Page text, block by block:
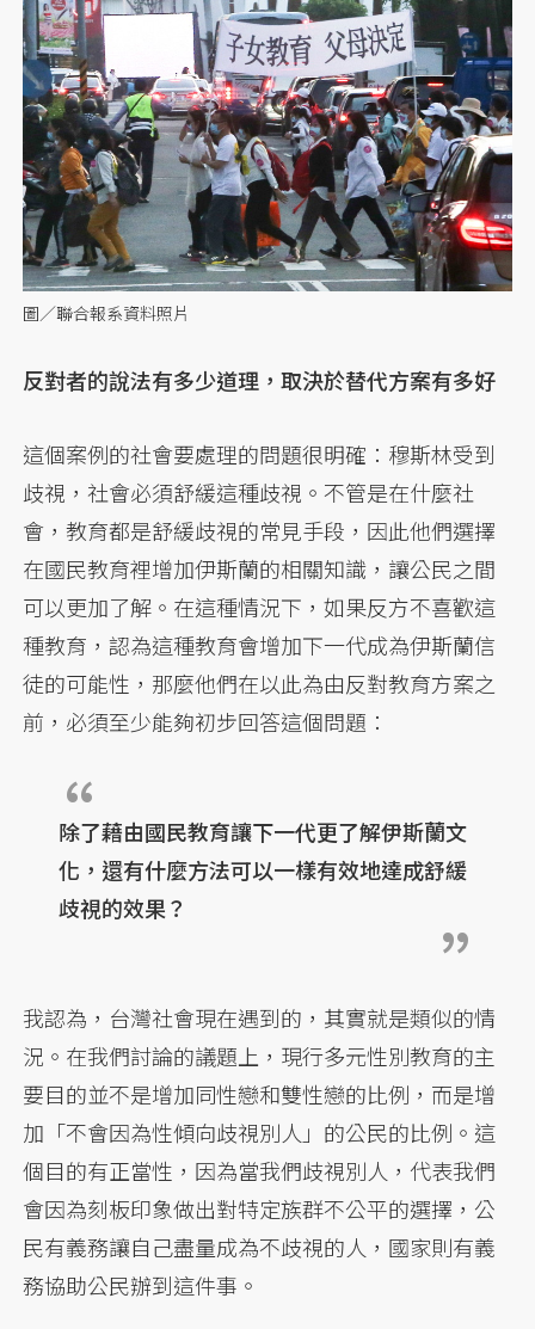
圖／聯合報系資料照片
反對者的說法有多少道理，取決於替代方案有多好
這個案例的社會要處理的問題很明確：穆斯林受到
歧視，社會必須舒緩這種歧視。不管是在什麼社
會，教育都是舒緩歧視的常見手段，因此他們選擇
在國民教育裡增加伊斯蘭的相關知識，讓公民之間
可以更加了解。在這種情況下，如果反方不喜歡這
種教育，認為這種教育會增加下一代成為伊斯蘭信
徒的可能性，那麼他們在以此為由反對教育方案之
前，必須至少能夠初步回答這個問題：
除了藉由國民教育讓下一代更了解伊斯蘭文
化，還有什麼方法可以一樣有效地達成舒緩
歧視的效果？
我認為，台灣社會現在遇到的，其實就是類似的情
況。在我們討論的議題上，現行多元性別教育的主
要目的並不是增加同性戀和雙性戀的比例，而是增
加「不會因為性傾向歧視別人」的公民的比例。這
個目的有正當性，因為當我們歧視別人，代表我們
會因為刻板印象做出對特定族群不公平的選擇，公
民有義務讓自己盡量成為不歧視的人，國家則有義
務協助公民辦到這件事。